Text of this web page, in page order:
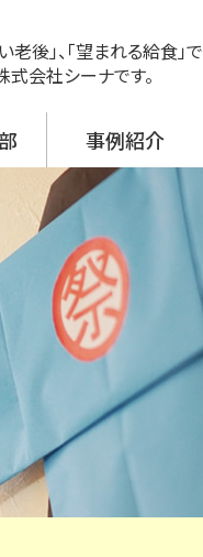
老後」、「望まれる給食」で
会社シーナです。
事例紹介